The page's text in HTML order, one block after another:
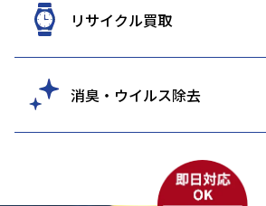
リサイクル買取
消臭・ウイルス除去